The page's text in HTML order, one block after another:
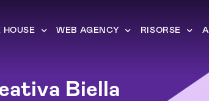
HOUSE WEB AGENCY RISORSE
Biella